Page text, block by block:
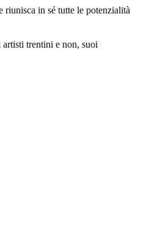
riunisca in sé tutte le potenzialità
trentini e non, suoi